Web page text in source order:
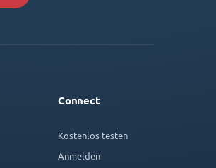
Connect
Kostenlos testen
Anmelden